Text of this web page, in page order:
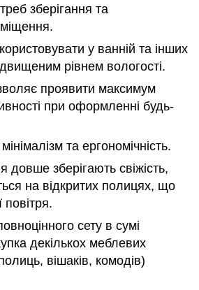
зберігання та
у ванній та інших
рівнем вологості.
проявити максимум
при оформленні будь-
та ергономічність.
довше зберігають свіжість,
на відкритих полицях, що
повітря.
сету в сумі
декількох меблевих
вішаків, комодів)